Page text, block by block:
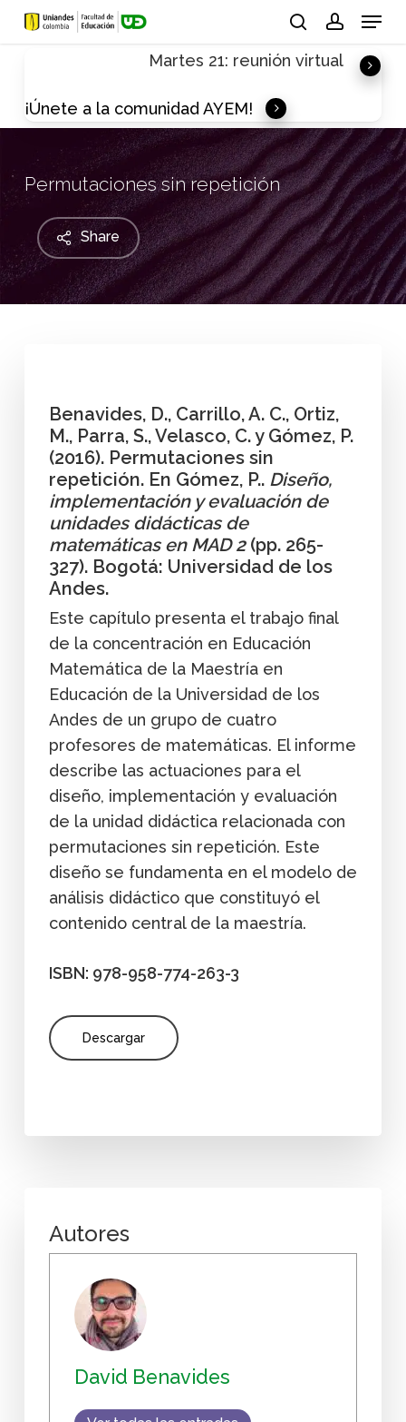
Skip
Menu
Martes 21: reunión virtual
¡Únete a la comunidad AYEM!
Permutaciones sin repetición
Share
Benavides, D., Carrillo, A. C., Ortiz,
M., Parra, S., Velasco, C. y Gómez, P.
(2016). Permutaciones sin
repetición. En Gómez, P.. Diseño,
implementación y evaluación de
unidades didácticas de
matemáticas en MAD 2(pp. 265-
327). Bogotá: Universidad de los
Andes.
Este capítulo presenta el trabajo final
de la concentración en Educación
Matemática de la Maestría en
Educación de la Universidad de los
Andes de un grupo de cuatro
profesores de matemáticas. El informe
describe las actuaciones para el
diseño, implementación y evaluación
de la unidad didáctica relacionada con
permutaciones sin repetición. Este
diseño se fundamenta en el modelo de
análisis didáctico que constituyó el
contenido central de la maestría.
ISBN: 978-958-774-263-3
Descargar
Autores
David Benavides